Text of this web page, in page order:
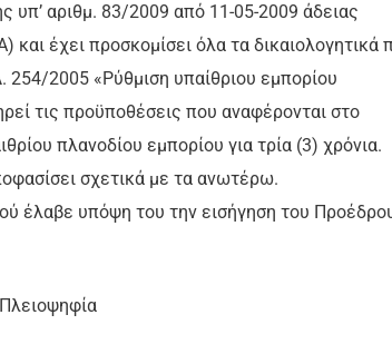
υπ’ αριθμ. 83/2009 από 11-05-2009 άδειας
έχει προσκομίσει όλα τα δικαιολογητικά
2005 «Ρύθμιση υπαίθριου εμπορίου
τις προϋποθέσεις που αναφέρονται στο
πλανοδίου εμπορίου για τρία (3) χρόνια.
σχετικά με τα ανωτέρω.
έλαβε υπόψη του την εισήγηση του